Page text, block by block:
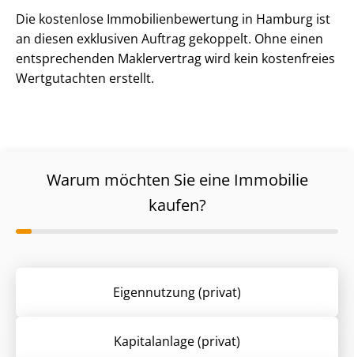
Die kostenlose Im­mo­bi­li­en­be­wer­tung in Hamburg ist
an diesen exklusiven Auftrag gekoppelt. Ohne einen
entsprechenden Maklervertrag wird kein kostenfreies
Wertgutachten erstellt.
Warum möchten Sie eine Immobilie
kaufen?
Eigennutzung (privat)
Kapitalanlage (privat)